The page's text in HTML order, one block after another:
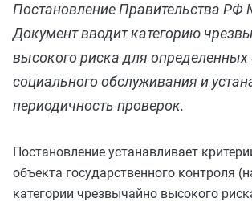
Постановление Правительства РФ
Документ вводит категорию
высокого риска для определенных
социального обслуживания и
периодичность проверок.
Постановление устанавливает
объекта государственного контроля
категории чрезвычайно высокого